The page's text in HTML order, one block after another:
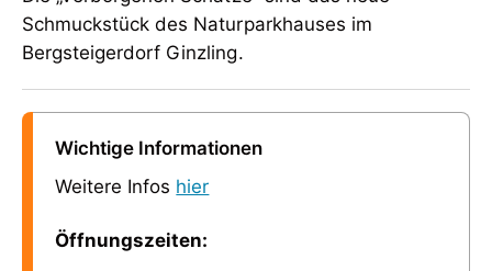
Schmuckstück des Naturparkhauses im
Bergsteigerdorf Ginzling.
Wichtige Informationen
Weitere Infos hier
Öffnungszeiten: